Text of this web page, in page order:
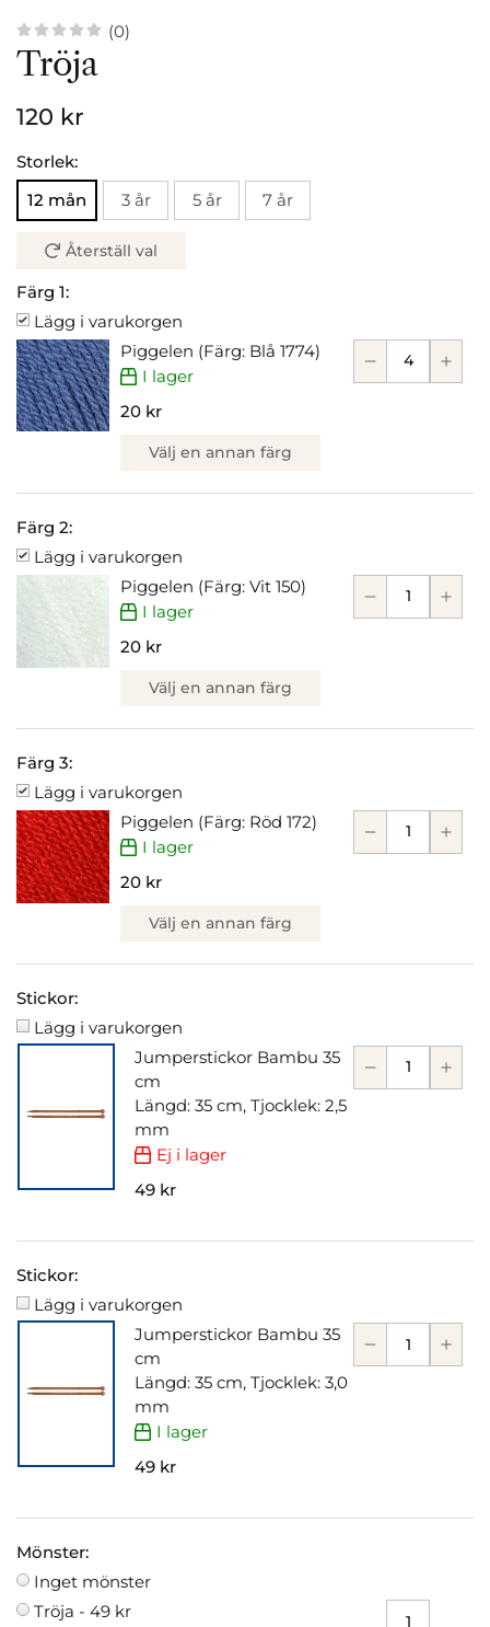
(0)
Tröja
120 kr
Storlek:
12 mån
3 år 5 år 7 år
Återställ val
Färg 1:
Lägg i varukorgen
Piggelen (Färg: Blå 1774)
I lager
20 kr
Välj en annan färg
Färg 2:
Lägg i varukorgen
Piggelen (Färg: Vit 150)
I lager
20 kr
Välj en annan färg
Färg 3:
Lägg i varukorgen
Piggelen (Färg: Röd 172)
I lager
20 kr
Välj en annan färg
Stickor:
Lägg i varukorgen
Jumperstickor Bambu 35
cm
Längd: 35 cm, Tjocklek: 2,5
mm
Ej i lager
49 kr
Stickor:
Lägg i varukorgen
Jumperstickor Bambu 35
cm
Längd: 35 cm, Tjocklek: 3,0
mm
I lager
49 kr
Mönster:
Inget mönster
Tröja - 49 kr